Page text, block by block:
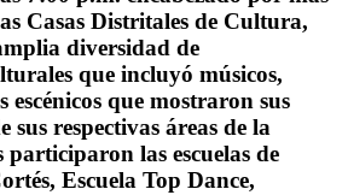
Casas Distritales de Cultura,
diversidad de
que incluyó músicos,
que mostraron sus
sus respectivas áreas de la
las escuelas de
Escuela Top Dance,